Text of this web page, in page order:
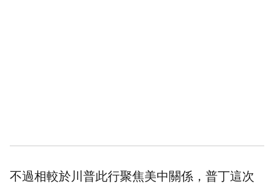
不過相較於川普此行聚焦美中關係，普丁這次